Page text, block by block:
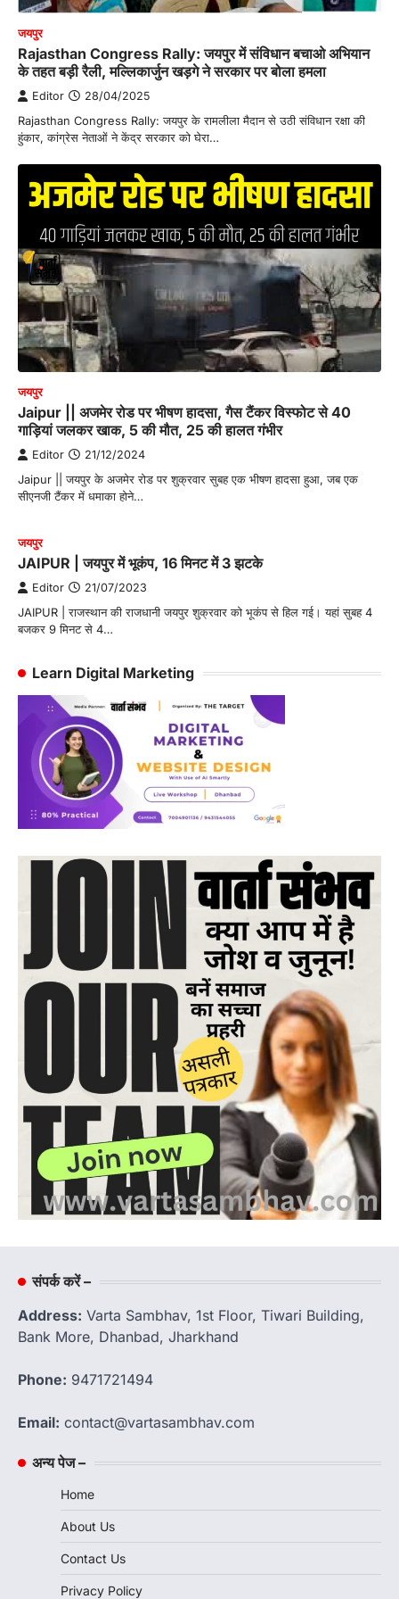
जयपुर
Rajasthan Congress Rally: जयपुर में संविधान बचाओ अभियान
के तहत बड़ी रैली, मल्लिकार्जुन खड़गे ने सरकार पर बोला हमला
Editor 28/04/2025
Rajasthan Congress Rally: जयपुर के रामलीला मैदान से उठी संविधान रक्षा की
हुंकार, कांग्रेस नेताओं ने केंद्र सरकार को घेरा…
जयपुर
Jaipur || अजमेर रोड पर भीषण हादसा, गैस टैंकर विस्फोट से 40
गाड़ियां जलकर खाक, 5 की मौत, 25 की हालत गंभीर
Editor 21/12/2024
Jaipur || जयपुर के अजमेर रोड पर शुक्रवार सुबह एक भीषण हादसा हुआ, जब एक
सीएनजी टैंकर में धमाका होने…
जयपुर
JAIPUR | जयपुर में भूकंप, 16 मिनट में 3 झटके
Editor 21/07/2023
JAIPUR | राजस्थान की राजधानी जयपुर शुक्रवार को भूकंप से हिल गई। यहां सुबह 4
बजकर 9 मिनट से 4…
Learn Digital Marketing
संपर्क करें –
Address: Varta Sambhav, 1st Floor, Tiwari Building,
Bank More, Dhanbad, Jharkhand
Phone: 9471721494
Email: contact@vartasambhav.com
अन्य पेज –
Home
About Us
Contact Us
Privacy Policy